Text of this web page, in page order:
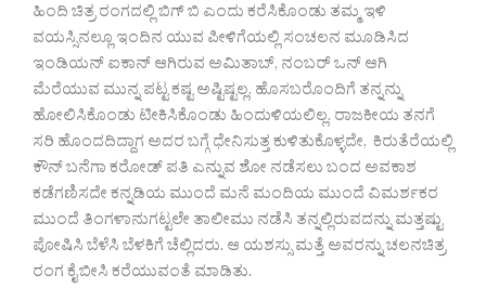
ಹಿಂದಿ ಚಿತ್ರ ರಂಗದಲ್ಲಿ ಬಿಗ್ ಬಿ ಎಂದು ಕರೆಸಿಕೊಂಡು ತಮ್ಮ ಇಳಿ
ವಯಸ್ಸಿನಲ್ಲೂ ಇಂದಿನ ಯುವ ಪೀಳಿಗೆಯಲ್ಲಿ ಸಂಚಲನ ಮೂಡಿಸಿದ
ಇಂಡಿಯನ್ ಐಕಾನ್ ಆಗಿರುವ ಅಮಿತಾಬ್, ನಂಬರ್ ಒನ್ ಆಗಿ
ಮೆರೆಯುವ ಮುನ್ನ ಪಟ್ಟ ಕಷ್ಟ ಅಷ್ಟಿಷ್ಟಲ್ಲ. ಹೊಸಬರೊಂದಿಗೆ ತನ್ನನ್ನು
ಹೋಲಿಸಿಕೊಂಡು ಟೀಕಿಸಿಕೊಂಡು ಹಿಂದುಳಿಯಲಿಲ್ಲ. ರಾಜಕೀಯ ತನಗೆ
ಸರಿ ಹೊಂದದಿದ್ದಾಗ ಅದರ ಬಗ್ಗೆ ಧೇನಿಸುತ್ತ ಕುಳಿತುಕೊಳ್ಳದೇ, ಕಿರುತೆರೆಯಲ್ಲಿ
ಕೌನ್ ಬನೆಗಾ ಕರೋಡ್ ಪತಿ ಎನ್ನುವ ಶೋ ನಡೆಸಲು ಬಂದ ಅವಕಾಶ
ಕಡೆಗಣಿಸದೇ ಕನ್ನಡಿಯ ಮುಂದೆ ಮನೆ ಮಂದಿಯ ಮುಂದೆ ವಿಮರ್ಶಕರ
ಮುಂದೆ ತಿಂಗಳಾನುಗಟ್ಟಲೇ ತಾಲೀಮು ನಡೆಸಿ ತನ್ನಲ್ಲಿರುವದನ್ನು ಮತ್ತಷ್ಟು
ಪೋಷಿಸಿ ಬೆಳೆಸಿ ಬೆಳಕಿಗೆ ಚೆಲ್ಲಿದರು. ಆ ಯಶಸ್ಸು ಮತ್ತೆ ಅವರನ್ನು ಚಲನಚಿತ್ರ
ರಂಗ ಕೈ ಬೀಸಿ ಕರೆಯುವಂತೆ ಮಾಡಿತು.